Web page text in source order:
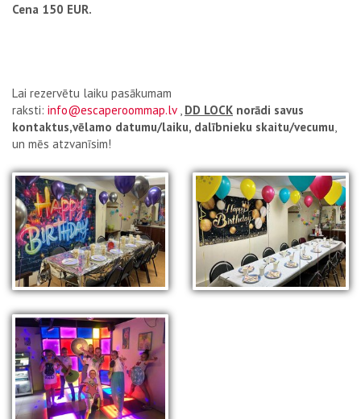
Cena 150 EUR.
Lai rezervētu laiku pasākumam
raksti: info@escaperoommap.lv, DD LOCK norādi savus
kontaktus,vēlamo datumu/laiku, dalībnieku skaitu/vecumu,
un mēs atzvanīsim!